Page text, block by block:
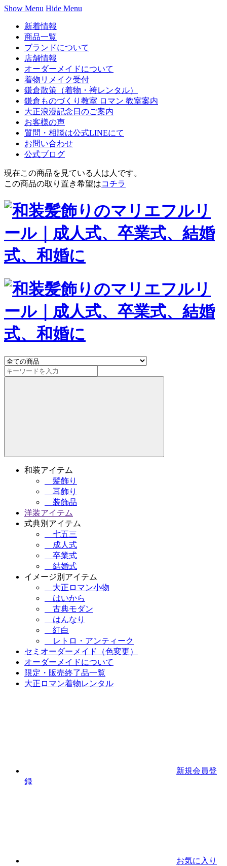
Show Menu Hide Menu
新着情報
商品一覧
ブランドについて
店舗情報
オーダーメイドについて
着物リメイク受付
鎌倉散策（着物・袴レンタル）
鎌倉ものづくり教室 ロマン 教室案内
大正浪漫記念日のご案内
お客様の声
質問・相談は公式LINEにて
お問い合わせ
公式ブログ
現在この商品を見ている人は 人です。
この商品の取り置き希望はコチラ
和装アイテム
髪飾り
耳飾り
装飾品
洋装アイテム
式典別アイテム
七五三
成人式
卒業式
結婚式
イメージ別アイテム
大正ロマン小物
はいから
古典モダン
はんなり
紅白
レトロ・アンティーク
セミオーダーメイド（色変更）
オーダーメイドについて
限定・販売終了品一覧
大正ロマン着物レンタル
新規会員登
録
お気に入り